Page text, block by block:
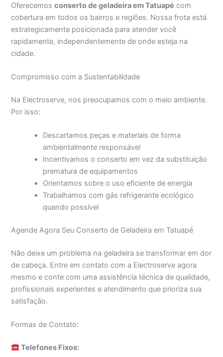
Oferecemosconserto de geladeira em Tatuapé com
cobertura em todos os bairros e regiões. Nossa frota está
estrategicamente posicionada para atender você
rapidamente, independentemente de onde esteja na
cidade.
Compromisso com a Sustentabilidade
Na Electroserve, nos preocupamos com o meio ambiente.
Por isso:
Descartamos peças e materiais de forma
ambientalmente responsável
Incentivamos o conserto em vez da substituição
prematura de equipamentos
Orientamos sobre o uso eficiente de energia
Trabalhamos com gás refrigerante ecológico
quando possível
Agende Agora Seu Conserto de Geladeira em Tatuapé
Não deixe um problema na geladeira se transformar em dor
de cabeça. Entre em contato com a Electroserve agora
mesmo e conte com uma assistência técnica de qualidade,
profissionais experientes e atendimento que prioriza sua
satisfação.
Formas de Contato:
Telefones Fixos: